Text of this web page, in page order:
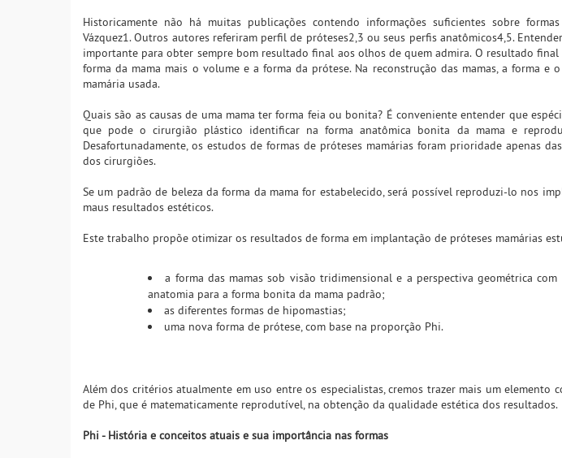
Historicamente não há muitas publicações contendo informações suficientes sobre
Vázquez1. Outros autores referiram perfil de próteses2,3 ou seus perfis anatômicos4,5.
importante para obter sempre bom resultado final aos olhos de quem admira. O resultado
forma da mama mais o volume e a forma da prótese. Na reconstrução das mamas, a forma e
mamária usada.
Quais são as causas de uma mama ter forma feia ou bonita? É conveniente entender que
que pode o cirurgião plástico identificar na forma anatômica bonita da mama e
Desafortunadamente, os estudos de formas de próteses mamárias foram prioridade apenas
dos cirurgiões.
Se um padrão de beleza da forma da mama for estabelecido, será possível reproduzi-lo nos
maus resultados estéticos.
Este trabalho propõe otimizar os resultados de forma em implantação de próteses mamárias
a forma das mamas sob visão tridimensional e a perspectiva geométrica
anatomia para a forma bonita da mama padrão;
as diferentes formas de hipomastias;
uma nova forma de prótese, com base na proporção Phi.
Além dos critérios atualmente em uso entre os especialistas, cremos trazer mais um elemento
de Phi, que é matematicamente reprodutível, na obtenção da qualidade estética dos resultados.
Phi - História e conceitos atuais e sua importância nas formas